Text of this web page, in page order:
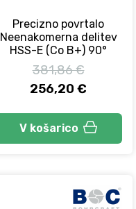
Precizno povrtalo
Neenakomerna delitev
HSS-E (Co B+) 90°
381,86 €
256,20 €
V košarico